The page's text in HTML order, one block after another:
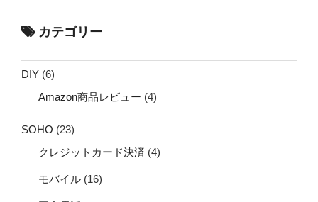
カテゴリー
DIY (6)
Amazon商品レビュー (4)
SOHO (23)
クレジットカード決済 (4)
モバイル (16)